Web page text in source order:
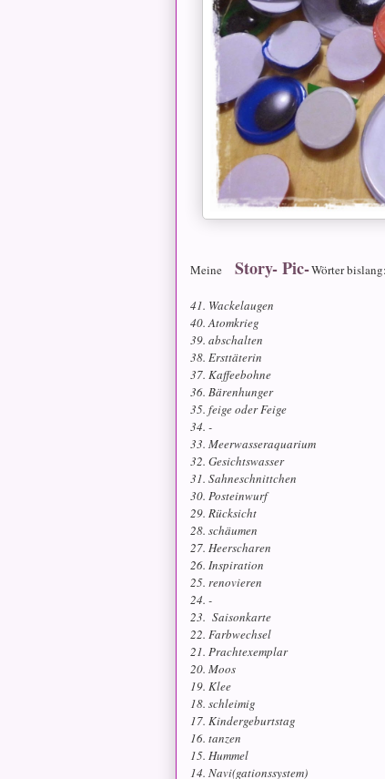
Meine Story- Pic-Wörter bislang:
41. Wackelaugen
40. Atomkrieg
39. abschalten
38. Ersttäterin
37. Kaffeebohne
36. Bärenhunger
35. feige oder Feige
34. -
33. Meerwasseraquarium
32. Gesichtswasser
31. Sahneschnittchen
30. Posteinwurf
29. Rücksicht
28. schäumen
27. Heerscharen
26. Inspiration
25. renovieren
24. -
23. Saisonkarte
22. Farbwechsel
21. Prachtexemplar
20. Moos
19. Klee
18. schleimig
17. Kindergeburtstag
16. tanzen
15. Hummel
14. Navi(gationssystem)